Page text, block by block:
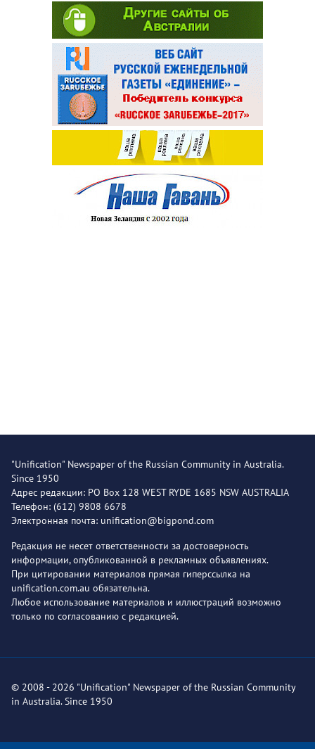
"Unification" Newspaper of the Russian Community in Australia.
Since 1950
Адрес редакции: PO Box 128 WEST RYDE 1685 NSW AUSTRALIA
Телефон: (612) 9808 6678
Электронная почта: unification@bigpond.com
Редакция не несет ответственности за достоверность
информации, опубликованной в рекламных объявлениях.
При цитировании материалов прямая гиперссылка на
unification.com.au обязательна.
Любое использование материалов и иллюстраций возможно
только по согласованию с редакцией.
© 2008 - 2026 "Unification" Newspaper of the Russian Community
in Australia. Since 1950